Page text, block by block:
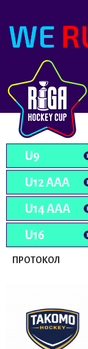
U9
U12 AAA
U14 AAA
U16
ПРОТОКОЛ